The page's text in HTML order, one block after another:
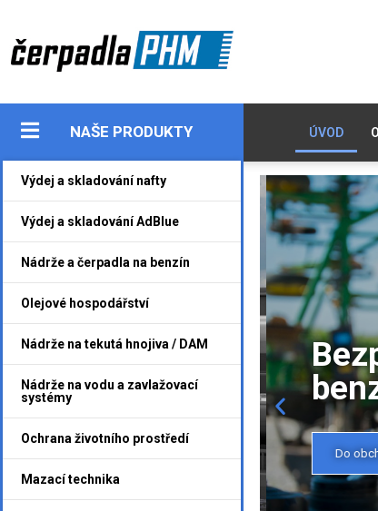
NAŠE PRODUKTY
Výdej a skladování nafty
Výdej a skladování AdBlue
Nádrže a čerpadla na benzín
Olejové hospodářství
Nádrže na tekutá hnojiva / DAM
Nádrže na vodu a zavlažovací
systémy
Ochrana životního prostředí
Mazací technika
ÚVOD
i
Do